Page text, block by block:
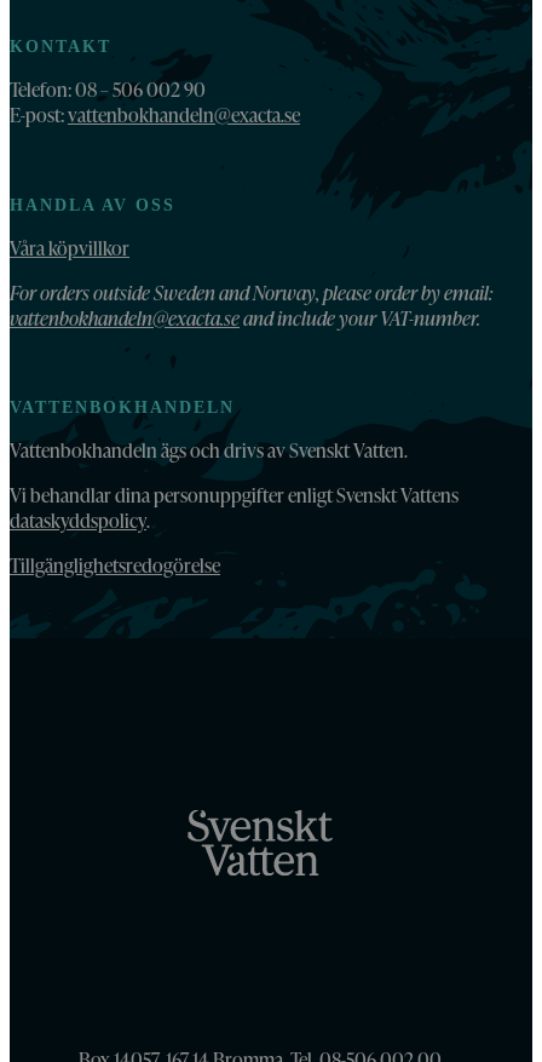
KONTAKT
Telefon: 08 – 506 002 90
E-post:vattenbokhandeln@exacta.se
HANDLA AV OSS
Våra köpvillkor
For orders outside Sweden and Norway, please order by email:
vattenbokhandeln@exacta.seand include your VAT-number.
VATTENBOKHANDELN
Vattenbokhandeln ägs och drivs av Svenskt Vatten.
Vi behandlar dina personuppgifter enligt Svenskt Vattens
dataskyddspolicy.
Tillgänglighetsredogörelse